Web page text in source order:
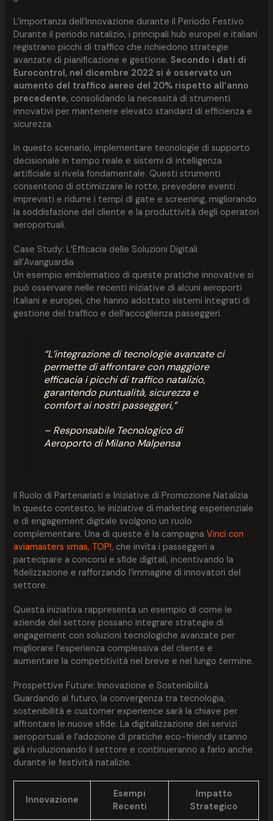
L’importanza dell’Innovazione durante il Periodo Festivo
Durante il periodo natalizio, i principali hub europei e italiani
registrano picchi di traffico che richiedono strategie
avanzate di pianificazione e gestione.Secondo i dati di
Eurocontrol, nel dicembre 2022 si è osservato un
aumento del traffico aereo del 20% rispetto all’anno
precedente, consolidando la necessità di strumenti
innovativi per mantenere elevato standard di efficienza e
sicurezza.
In questo scenario, implementare tecnologie di supporto
decisionale in tempo reale e sistemi di intelligenza
artificiale si rivela fondamentale. Questi strumenti
consentono di ottimizzare le rotte, prevedere eventi
imprevisti e ridurre i tempi di gate e screening, migliorando
la soddisfazione del cliente e la produttività degli operatori
aeroportuali.
Case Study: L’Efficacia delle Soluzioni Digitali
all’Avanguardia
Un esempio emblematico di queste pratiche innovative si
può osservare nelle recenti iniziative di alcuni aeroporti
italiani e europei, che hanno adottato sistemi integrati di
gestione del traffico e dell’accoglienza passeggeri.
“L’integrazione di tecnologie avanzate ci
permette di affrontare con maggiore
efficacia i picchi di traffico natalizio,
garantendo puntualità, sicurezza e
comfort ai nostri passeggeri,”
– Responsabile Tecnologico di
Aeroporto di Milano Malpensa
Il Ruolo di Partenariati e Iniziative di Promozione Natalizia
In questo contesto, le iniziative di marketing esperienziale
e di engagement digitale svolgono un ruolo
complementare. Una di queste è la campagnaVinci con
aviamasters xmas, TOP!, che invita i passeggeri a
partecipare a concorsi e sfide digitali, incentivando la
fidelizzazione e rafforzando l’immagine di innovatori del
settore.
Questa iniziativa rappresenta un esempio di come le
aziende del settore possano integrare strategie di
engagement con soluzioni tecnologiche avanzate per
migliorare l’esperienza complessiva del cliente e
aumentare la competitività nel breve e nel lungo termine.
Prospettive Future: Innovazione e Sostenibilità
Guardando al futuro, la convergenza tra tecnologia,
sostenibilità e customer experience sarà la chiave per
affrontare le nuove sfide. La digitalizzazione dei servizi
aeroportuali e l’adozione di pratiche eco-friendly stanno
già rivoluzionando il settore e continueranno a farlo anche
durante le festività natalizie.
Innovazione
Esempi
Recenti
Impatto
Strategico